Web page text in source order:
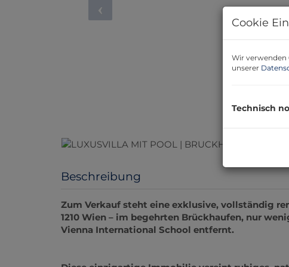
Beschreibung
Zum Verkauf steht eine exklusive, vollständig
Cookie
Wir verwenden
unserer
Technisch